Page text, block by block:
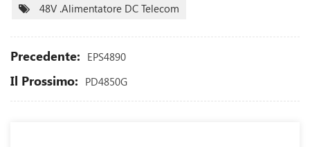
48V .Alimentatore DC Telecom
Precedente: EPS4890
Il Prossimo: PD4850G